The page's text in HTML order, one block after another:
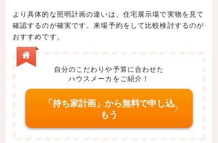
より具体的な照明計画の違いは、住宅展示場で実物を見て
確認するのが確実です。来場予約をして比較検討するのが
おすすめです。
自分のこだわりや予算に合わせた
ハウスメーカをご紹介！
「持ち家計画」から無料で申し込
もう